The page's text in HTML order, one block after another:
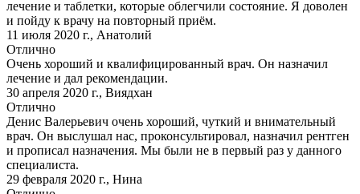
лечение и таблетки, которые облегчили состояние. Я доволен
и пойду к врачу на повторный приём.
11 июля 2020 г., Анатолий
Отлично
Очень хороший и квалифицированный врач. Он назначил
лечение и дал рекомендации.
30 апреля 2020 г., Виядхан
Отлично
Денис Валерьевич очень хороший, чуткий и внимательный
врач. Он выслушал нас, проконсультировал, назначил рентген
и прописал назначения. Мы были не в первый раз у данного
специалиста.
29 февраля 2020 г., Нина